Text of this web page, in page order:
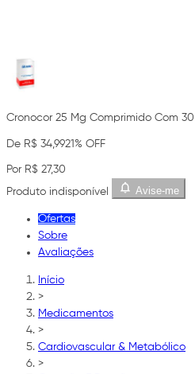
Cronocor 25 Mg Comprimido Com
De R$ 34,9921% OFF
Por R$ 27,30
Produto indisponível
Avise-me
Ofertas
Sobre
Avaliações
Início
>
Medicamentos
>
Cardiovascular & Metabólico
>